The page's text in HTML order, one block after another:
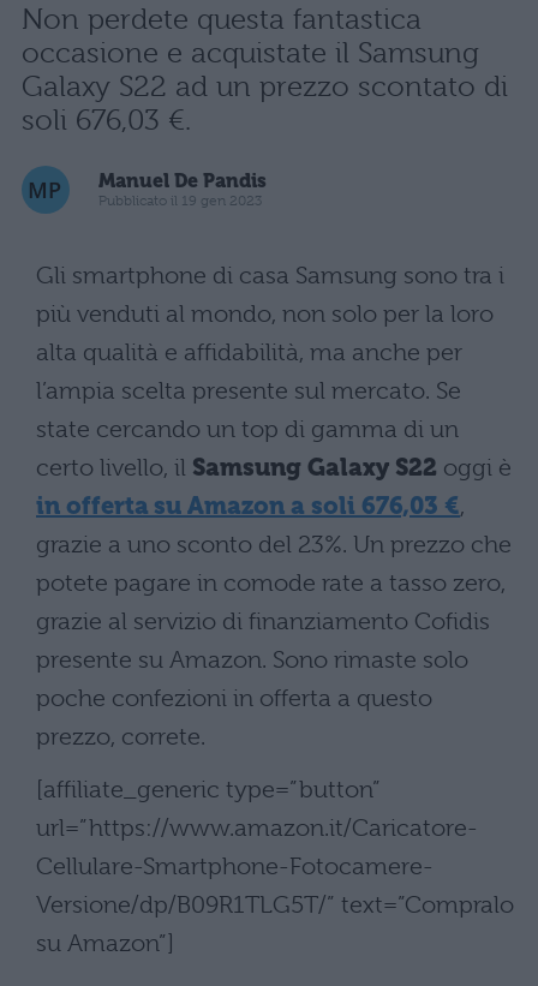
Non perdete questa fantastica
occasione e acquistate il Samsung
Galaxy S22 ad un prezzo scontato di
soli 676,03 €.
Manuel De Pandis
Pubblicato il 19 gen 2023
Gli smartphone di casa Samsung sono tra i
più venduti al mondo, non solo per la loro
alta qualità e affidabilità, ma anche per
l’ampia scelta presente sul mercato. Se
state cercando un top di gamma di un
certo livello, il Samsung Galaxy S22 oggi è
in offerta su Amazon a soli 676,03 €,
grazie a uno sconto del 23%. Un prezzo che
potete pagare in comode rate a tasso zero,
grazie al servizio di finanziamento Cofidis
presente su Amazon. Sono rimaste solo
poche confezioni in offerta a questo
prezzo, correte.
[affiliate_generic type=”button”
url=”https://www.amazon.it/Caricatore-
Cellulare-Smartphone-Fotocamere-
Versione/dp/B09R1TLG5T/” text=”Compralo
su Amazon”]